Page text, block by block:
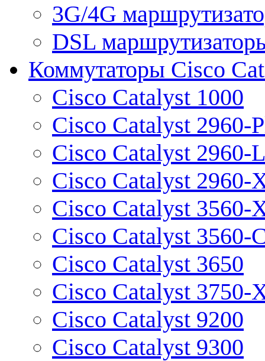
3G/4G
DSL
Коммутаторы Cisco
Cisco Catalyst 1000
Cisco Catalyst 2960-
Cisco Catalyst 2960-L
Cisco Catalyst 2960-
Cisco Catalyst 3560-
Cisco Catalyst 3560-
Cisco Catalyst 3650
Cisco Catalyst 3750-
Cisco Catalyst 9200
Cisco Catalyst 9300